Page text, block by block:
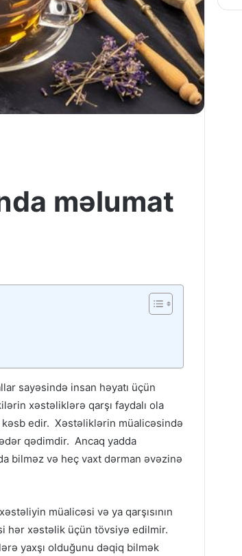
məlumat
sayəsində insan həyatı üçün
xəstəliklərə qarşı faydalı ola
edir. Xəstəliklərin müalicəsində
qədimdir. Ancaq yadda
bilməz və heç vaxt dərman əvəzinə
müalicəsi və ya qarşısının
hər xəstəlik üçün tövsiyə edilmir.
yaxşı olduğunu dəqiq bilmək